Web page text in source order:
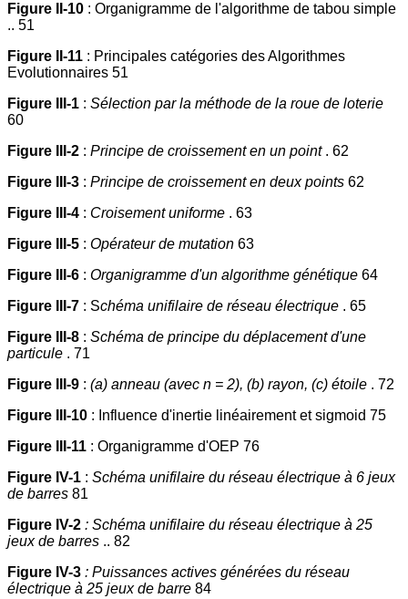
Figure II-10 : Organigramme de l'algorithme de tabou simple
.. 51
Figure II-11 : Principales catégories des Algorithmes
Evolutionnaires 51
Figure III-1 : Sélection par la méthode de la roue de loterie
60
Figure III-2 : Principe de croissement en un point . 62
Figure III-3 : Principe de croissement en deux points 62
Figure III-4 : Croisement uniforme . 63
Figure III-5 : Opérateur de mutation 63
Figure III-6 : Organigramme d'un algorithme génétique 64
Figure III-7 : Schéma unifilaire de réseau électrique . 65
Figure III-8 : Schéma de principe du déplacement d'une
particule . 71
Figure III-9 : (a) anneau (avec n = 2), (b) rayon, (c) étoile . 72
Figure III-10 : Influence d'inertie linéairement et sigmoid 75
Figure III-11 : Organigramme d'OEP 76
Figure IV-1 : Schéma unifilaire du réseau électrique à 6 jeux
de barres 81
Figure IV-2 : Schéma unifilaire du réseau électrique à 25
jeux de barres .. 82
Figure IV-3 : Puissances actives générées du réseau
électrique à 25 jeux de barre 84